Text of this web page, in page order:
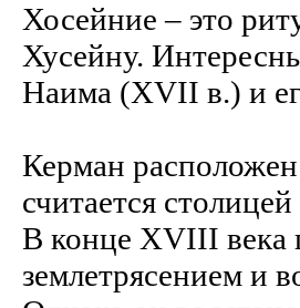
Хосейние – это
Хусейну.
Наима (XVII в.) и
Керман
считается
В конце XVIII века
землетрясением и